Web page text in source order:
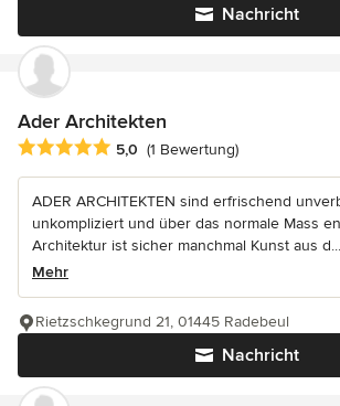
Nachricht
Ader Architekten
Durchschnittliche Bewertung: 5 von 5
5,0 (1 Bewertung)
ADER ARCHITEKTEN sind erfrischend
unkompliziert und über das normale Mass
Architektur ist sicher manchmal Kunst aus d...
Mehr
Nachricht
Rietzschkegrund 21, 01445 Radebeul